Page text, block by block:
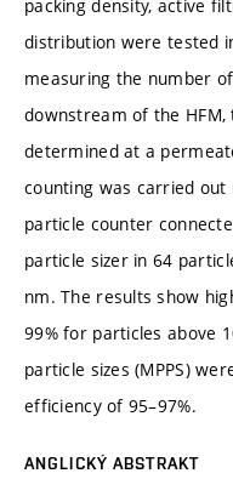
packing density, active
distribution were tested
measuring the number
downstream of the
determined at a
counting was carried out
particle counter
particle sizer in 64
nm. The results show
99% for particles above
particle sizes (MPPS)
efficiency of 95–97%.
ANGLICKÝ ABSTRAKT